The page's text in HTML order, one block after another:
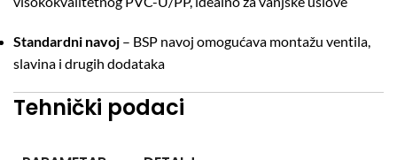
Standardni navoj – BSP navoj omogućava montažu ventila,
slavina i drugih dodataka
Tehnički podaci